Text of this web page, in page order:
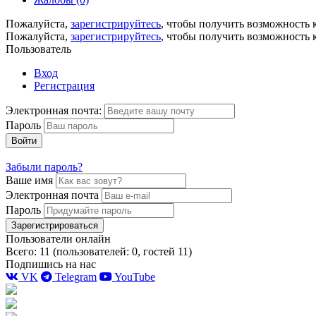
Пожалуйста, зарегистрируйтесь, чтобы получить возможность
Пожалуйста, зарегистрируйтесь, чтобы получить возможность
Пользователь
Вход
Регистрация
Электронная почта:
Пароль
Войти
Забыли пароль?
Ваше имя
Электронная почта
Пароль
Зарегистрироваться
Пользователи онлайн
Всего: 11 (пользователей: 0, гостей 11)
Подпишись на нас
VK
Telegram YouTube